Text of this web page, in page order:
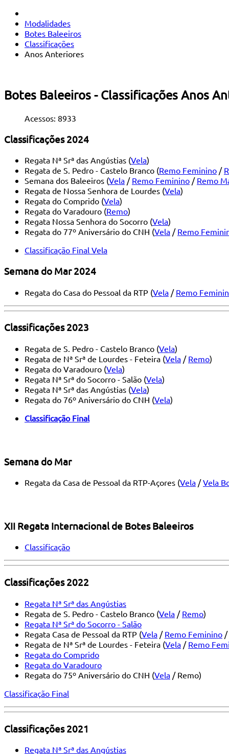
Modalidades
Botes Baleeiros
Classificações
Anos Anteriores
Botes Baleeiros - Classificações Anos
Acessos: 8933
Classificações 2024
Regata Nª Srª das Angústias (Vela)
Regata de S. Pedro - Castelo Branco (Remo Feminino /
Semana dos Baleeiros (Vela / Remo Feminino / Remo
Regata de Nossa Senhora de Lourdes (Vela)
Regata do Comprido (Vela)
Regata do Varadouro (Remo)
Regata Nossa Senhora do Socorro (Vela)
Regata do 77º Aniversário do CNH (Vela / Remo
Classificação Final Vela
Semana do Mar 2024
Regata do Casa do Pessoal da RTP (Vela / Remo
Classificações 2023
Regata de S. Pedro - Castelo Branco (Vela)
Regata de Nª Srª de Lourdes - Feteira (Vela / Remo)
Regata do Varadouro (Vela)
Regata Nª Srª do Socorro - Salão (Vela)
Regata Nª Srª das Angústias (Vela)
Regata do 76º Aniversário do CNH (Vela)
Classificação Final
Semana do Mar
Regata da Casa de Pessoal da RTP-Açores (Vela /Vela
XII Regata Internacional de Botes Baleeiros
Classificação
Classificações 2022
Regata Nª Srª das Angústias
Regata de S. Pedro - Castelo Branco (Vela / Remo)
Regata Nª Srª do Socorro - Salão
Regata Casa de Pessoal da RTP (Vela / Remo Feminino /
Regata de Nª Srª de Lourdes - Feteira (Vela / Remo
Regata do Comprido
Regata do Varadouro
Regata do 75º Aniversário do CNH (Vela / Remo)
Classificação Final
Classificações 2021
Regata Nª Srª das Angústias